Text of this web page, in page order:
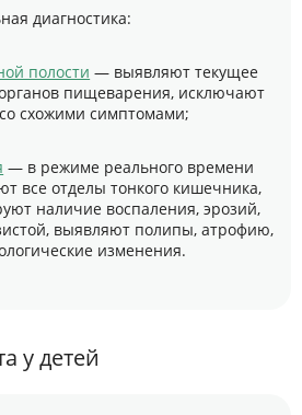
диагностика:
полости — выявляют текущее
пищеварения, исключают
схожими симптомами;
— в режиме реального времени
все отделы тонкого кишечника,
наличие воспаления, эрозий,
выявляют полипы, атрофию,
изменения.
у детей